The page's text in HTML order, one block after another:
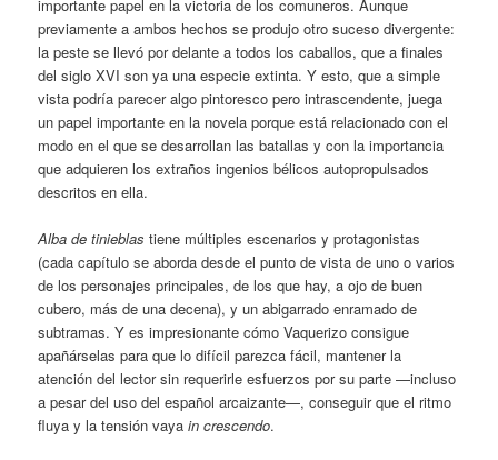
importante papel en la victoria de los comuneros. Aunque
previamente a ambos hechos se produjo otro suceso divergente:
la peste se llevó por delante a todos los caballos, que a finales
del siglo XVI son ya una especie extinta. Y esto, que a simple
vista podría parecer algo pintoresco pero intrascendente, juega
un papel importante en la novela porque está relacionado con el
modo en el que se desarrollan las batallas y con la importancia
que adquieren los extraños ingenios bélicos autopropulsados
descritos en ella.
Alba de tinieblas tiene múltiples escenarios y protagonistas
(cada capítulo se aborda desde el punto de vista de uno o varios
de los personajes principales, de los que hay, a ojo de buen
cubero, más de una decena), y un abigarrado enramado de
subtramas. Y es impresionante cómo Vaquerizo consigue
apañárselas para que lo difícil parezca fácil, mantener la
atención del lector sin requerirle esfuerzos por su parte —incluso
a pesar del uso del español arcaizante—, conseguir que el ritmo
fluya y la tensión vayain crescendo.